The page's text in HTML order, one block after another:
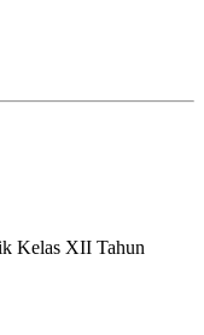
Kelas XII Tahun